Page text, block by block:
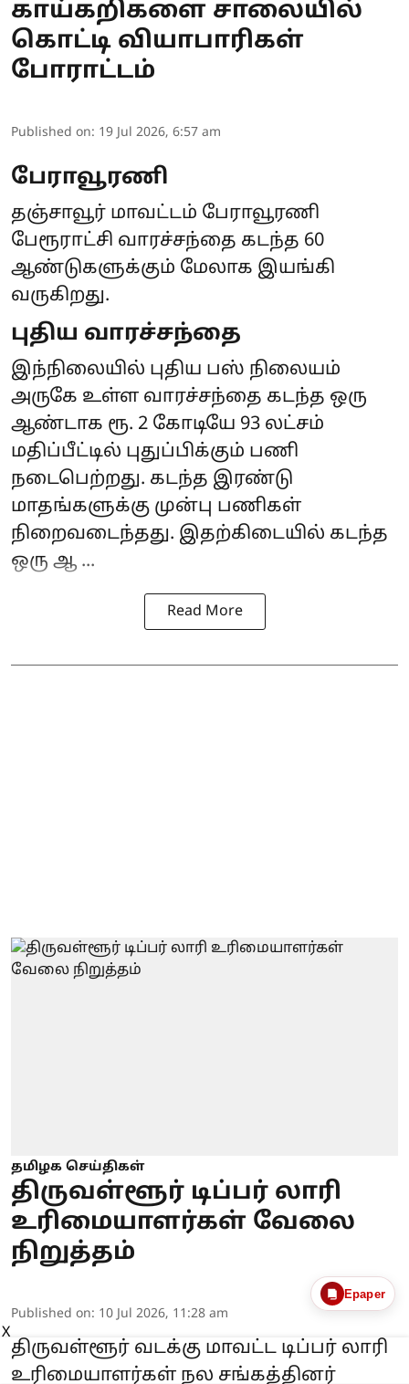
காய்கறிகளை சாலையில்
கொட்டி வியாபாரிகள்
போராட்டம்
Published on: 19 Jul 2026, 6:57 am
பேராவூரணி
தஞ்சாவூர் மாவட்டம் பேராவூரணி
பேரூராட்சி வாரச்சந்தை கடந்த 60
ஆண்டுகளுக்கும் மேலாக இயங்கி
வருகிறது.
புதிய வாரச்சந்தை
இந்நிலையில் புதிய பஸ் நிலையம்
அருகே உள்ள வாரச்சந்தை கடந்த ஒரு
ஆண்டாக ரூ. 2 கோடியே 93 லட்சம்
மதிப்பீட்டில் புதுப்பிக்கும் பணி
நடைபெற்றது. கடந்த இரண்டு
மாதங்களுக்கு முன்பு பணிகள்
நிறைவடைந்தது. இதற்கிடையில் கடந்த
ஒரு ஆ ...
Read More
தமிழக செய்திகள்
திருவள்ளூர் டிப்பர் லாரி
உரிமையாளர்கள் வேலை
நிறுத்தம்
Published on: 10 Jul 2026, 11:28 am
திருவள்ளூர் வடக்கு மாவட்ட டிப்பர் லாரி
உரிமையாளர்கள் நல சங்கத்தினர்
Epaper
X